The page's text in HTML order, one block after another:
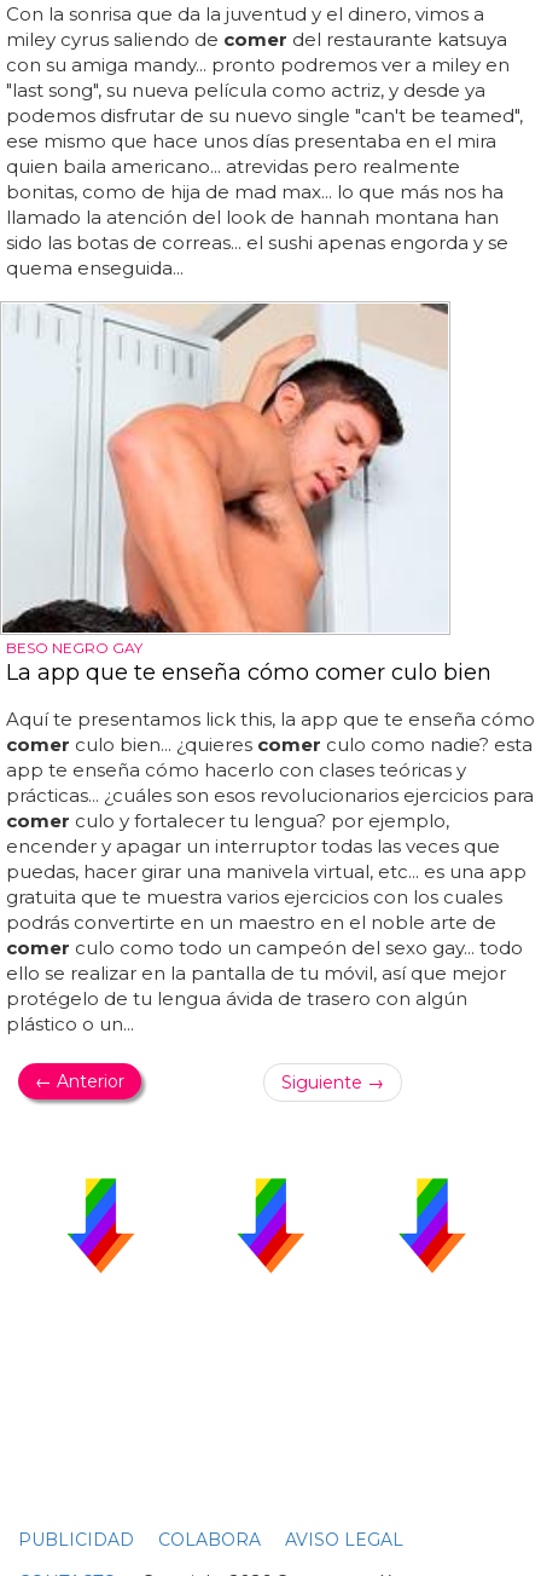
Con la sonrisa que da la juventud y el dinero, vimos a
miley cyrus saliendo de comer del restaurante katsuya
con su amiga mandy... pronto podremos ver a miley en
"last song", su nueva película como actriz, y desde ya
podemos disfrutar de su nuevo single "can't be teamed",
ese mismo que hace unos días presentaba en el mira
quien baila americano... atrevidas pero realmente
bonitas, como de hija de mad max... lo que más nos ha
llamado la atención del look de hannah montana han
sido las botas de correas... el sushi apenas engorda y se
quema enseguida...
BESO NEGRO GAY
La app que te enseña cómo comer culo bien
Aquí te presentamos lick this, la app que te enseña cómo
comer culo bien... ¿quieres comer culo como nadie? esta
app te enseña cómo hacerlo con clases teóricas y
prácticas... ¿cuáles son esos revolucionarios ejercicios para
comer culo y fortalecer tu lengua? por ejemplo,
encender y apagar un interruptor todas las veces que
puedas, hacer girar una manivela virtual, etc... es una app
gratuita que te muestra varios ejercicios con los cuales
podrás convertirte en un maestro en el noble arte de
comer culo como todo un campeón del sexo gay... todo
ello se realizar en la pantalla de tu móvil, así que mejor
protégelo de tu lengua ávida de trasero con algún
plástico o un...
← Anterior Siguiente →
PUBLICIDAD COLABORA
AVISO LEGAL